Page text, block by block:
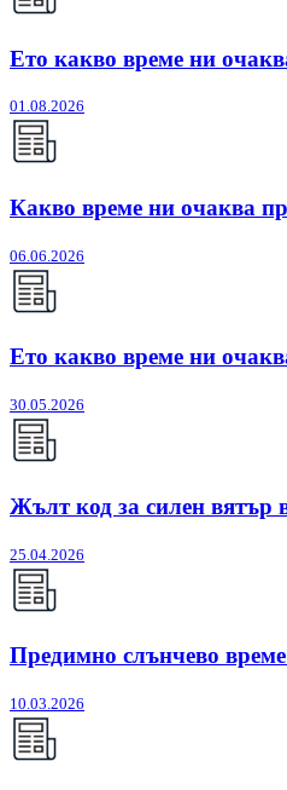
Ето какво време ни
01.08.2026
Какво време ни очаква
06.06.2026
Ето какво време ни
30.05.2026
Жълт код за силен вятър
25.04.2026
Предимно слънчево
10.03.2026